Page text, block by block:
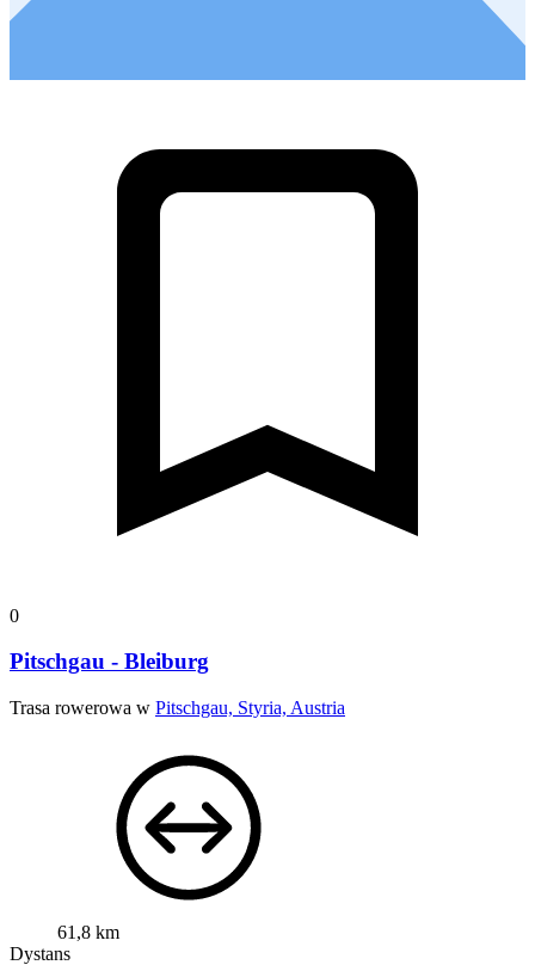
0
Pitschgau - Bleiburg
Trasa rowerowa w Pitschgau, Styria, Austria
61,8 km
Dystans